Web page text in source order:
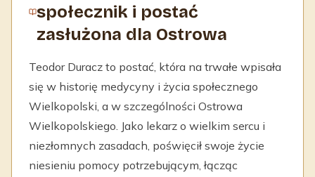
społecznik i postać
zasłużona dla Ostrowa
Teodor Duracz to postać, która na trwałe wpisała
się w historię medycyny i życia społecznego
Wielkopolski, a w szczególności Ostrowa
Wielkopolskiego. Jako lekarz o wielkim sercu i
niezłomnych zasadach, poświęcił swoje życie
niesieniu pomocy potrzebującym, łącząc